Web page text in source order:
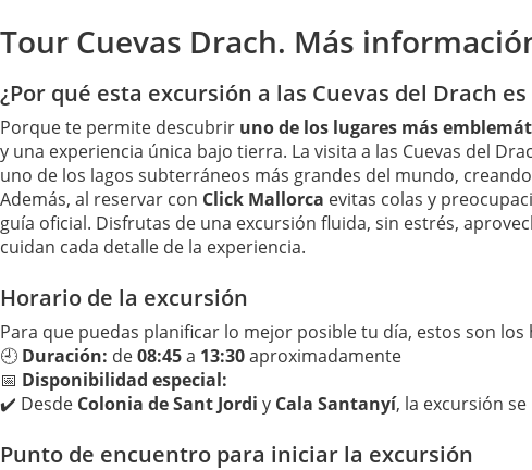
Tour Cuevas Drach. Más
¿Por qué esta excursión a las Cuevas del Drach
Porque te permite descubrir uno de los lugares más
y una experiencia única bajo tierra. La visita a las Cuevas del
uno de los lagos subterráneos más grandes del mundo,
Además, al reservar con Click Mallorca evitas colas y
guía oficial. Disfrutas de una excursión fluida, sin estrés,
cuidan cada detalle de la experiencia.
Horario de la excursión
Para que puedas planificar lo mejor posible tu día, estos son
🕘 Duración: de08:45a 13:30aproximadamente
📅 Disponibilidad especial:
✔️ Desde Colonia de Sant Jordi y Cala Santanyí, la excursión se
Punto de encuentro para iniciar la excursión